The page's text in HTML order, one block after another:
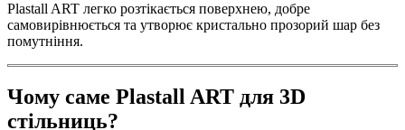
Plastall ART легко розтікається поверхнею, добре
самовирівнюється та утворює кристально прозорий шар без
помутніння.
Чому саме Plastall ART для 3D
стільниць?